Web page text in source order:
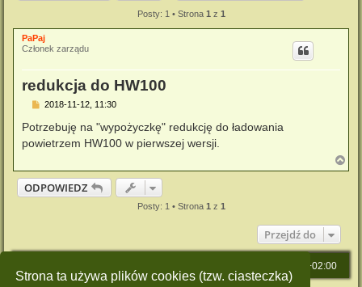
Strona ta używa plików cookies (tzw. ciasteczka)
Posty: 1 • Strona 1 z 1
PaPaj
Członek zarządu
redukcja do HW100
P
s
2018-11-12, 11:30
Potrzebuję na "wypożyczkę" redukcję do ładowania
powietrzem HW100 w pierwszej wersji.
a
ODPOWIEDZ
Posty: 1 • Strona 1 z 1
Przejdź do
UTC+02:00